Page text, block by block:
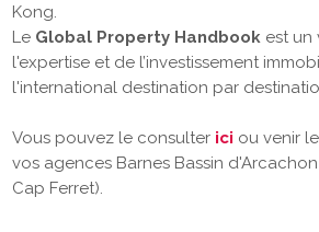
Kong.
Le Global Property Handbook est un
l'expertise et de l’investissement
l'international destination par
Vous pouvez le consulter ici ou venir
vos agences Barnes Bassin
Cap Ferret).